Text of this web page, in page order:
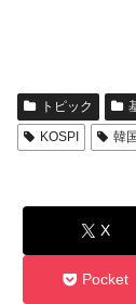
トピック
KOSPI
韓
X
Pocket